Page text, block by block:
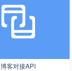
博客对接API